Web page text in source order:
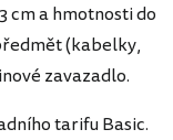
cm a hmotnosti do
(kabelky,
zavazadlo.
tarifu Basic.